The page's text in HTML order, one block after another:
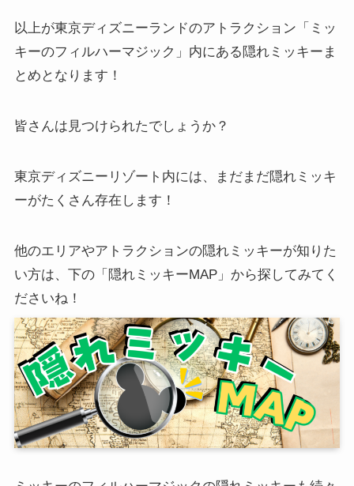
以上が東京ディズニーランドのアトラクション「ミッ
キーのフィルハーマジック」内にある隠れミッキーま
とめとなります！
皆さんは見つけられたでしょうか？
東京ディズニーリゾート内には、まだまだ隠れミッキ
ーがたくさん存在します！
他のエリアやアトラクションの隠れミッキーが知りた
い方は、下の「隠れミッキーMAP」から探してみてく
ださいね！